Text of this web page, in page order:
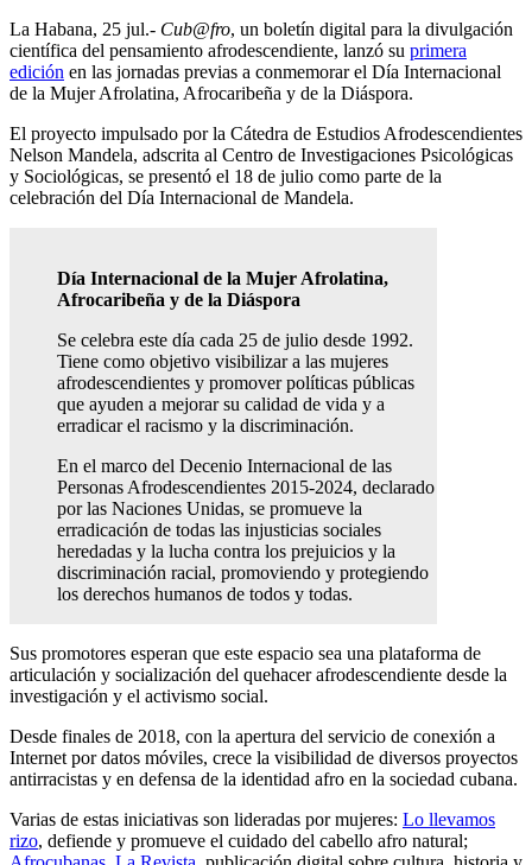
La Habana, 25 jul.- Cub@fro, un boletín digital para la divulgación
científica del pensamiento afrodescendiente, lanzó su primera
edición en las jornadas previas a conmemorar el Día Internacional
de la Mujer Afrolatina, Afrocaribeña y de la Diáspora.
El proyecto impulsado por la Cátedra de Estudios Afrodescendientes
Nelson Mandela, adscrita al Centro de Investigaciones Psicológicas
y Sociológicas, se presentó el 18 de julio como parte de la
celebración del Día Internacional de Mandela.
Día Internacional de la Mujer Afrolatina,
Afrocaribeña y de la Diáspora
Se celebra este día cada 25 de julio desde 1992.
Tiene como objetivo visibilizar a las mujeres
afrodescendientes y promover políticas públicas
que ayuden a mejorar su calidad de vida y a
erradicar el racismo y la discriminación.
En el marco del Decenio Internacional de las
Personas Afrodescendientes 2015-2024, declarado
por las Naciones Unidas, se promueve la
erradicación de todas las injusticias sociales
heredadas y la lucha contra los prejuicios y la
discriminación racial, promoviendo y protegiendo
los derechos humanos de todos y todas.
Sus promotores esperan que este espacio sea una plataforma de
articulación y socialización del quehacer afrodescendiente desde la
investigación y el activismo social.
Desde finales de 2018, con la apertura del servicio de conexión a
Internet por datos móviles, crece la visibilidad de diversos proyectos
antirracistas y en defensa de la identidad afro en la sociedad cubana.
Varias de estas iniciativas son lideradas por mujeres: Lo llevamos
rizo, defiende y promueve el cuidado del cabello afro natural;